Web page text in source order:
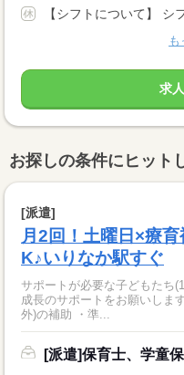
【シフトについて】 シ
も
求
お探しの条件にヒット
[派遣]
月2回！土曜日×療
K♪いりなか駅すぐ
サポートが必要な子どもたち
成長のサポートをお願いしま
外)の補助 ・準...
[派遣]保育士、学童